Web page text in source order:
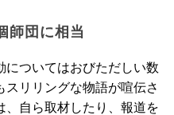
師団に相当
ついてはおびただしい数
リリングな物語が喧伝さ
、自ら取材したり、報道を